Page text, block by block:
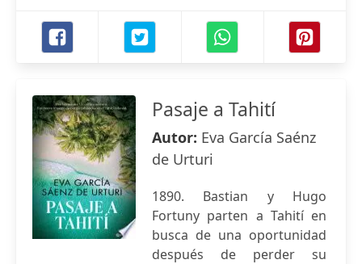
Pasaje a Tahití
Autor: Eva García Saénz
de Urturi
1890. Bastian y Hugo
Fortuny parten a Tahití en
busca de una oportunidad
después de perder su